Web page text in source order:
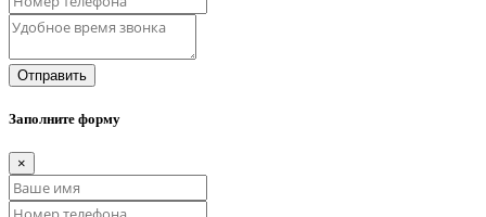
Отправить
Заполните форму
×